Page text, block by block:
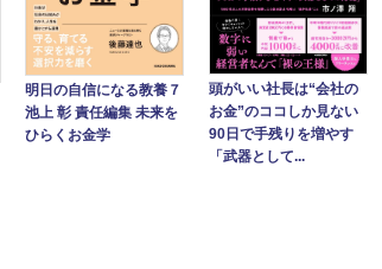
明日の自信になる教養７
池上 彰 責任編集 未来を
ひらくお金学
頭がいい社長は“会社の
お金”のココしか見ない
90日で手残りを増やす
「武器として...